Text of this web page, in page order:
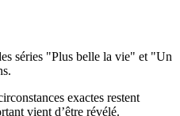
séries "Plus belle la vie" et "Un
exactes restent
vient d’être révélé.